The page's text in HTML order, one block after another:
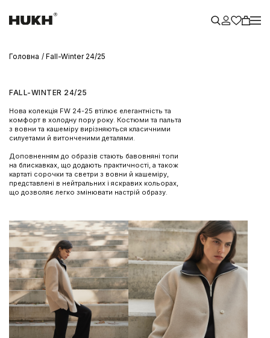
Головна Fall-Winter 24/25
FALL-WINTER 24/25
Нова колекція FW 24-25 втілює елегантність та
комфорт в холодну пору року. Костюми та пальта
з вовни та кашеміру вирізняються класичними
силуетами й витонченими деталями.
Доповненням до образів стають бавовняні топи
на блискавках, що додають практичності, а також
картаті сорочки та светри з вовни й кашеміру,
представлені в нейтральних і яскравих кольорах,
що дозволяє легко змінювати настрій образу.